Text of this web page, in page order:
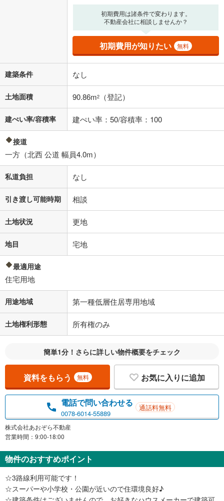
初期費用は諸条件で変わります。
不動産会社に相談しませんか？
初期費用が知りたい 無料
建築条件 なし
土地面積 90.86m2 （登記）
建ぺい率/容積率 建ぺい率：50/容積率：100
接道
一方（北西 公道 幅員4.0m）
私道負担 なし
引き渡し可能時期 相談
土地状況 更地
地目 宅地
最適用途
住宅用地
用途地域 第一種低層住居専用地域
土地権利形態 所有権のみ
簡単1分！さらに詳しい物件概要をチェック
資料をもらう 無料 お気に入りに追加
電話で問い合わせる
0078-6014-55889
通話料無料
株式会社あおぞら不動産
営業時間：9:00-18:00
物件のおすすめポイント
☆3路線利用可能です！
☆スーパーや小学校・公園が近いので住環境良好♪